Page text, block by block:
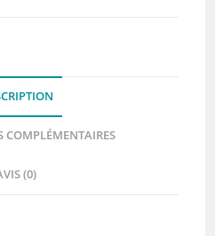
COMPLÉMENTAIRES
(0)